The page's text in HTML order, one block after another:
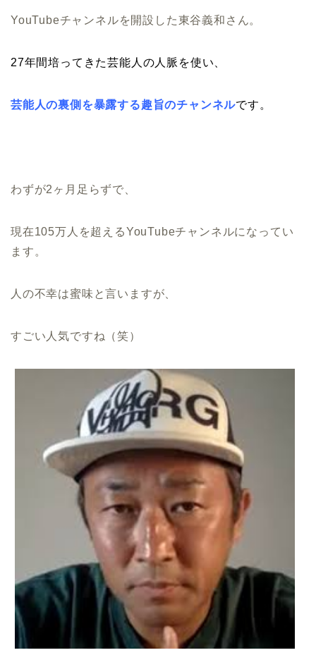
YouTubeチャンネルを開設した東谷義和さん。
27年間培ってきた芸能人の人脈を使い、
芸能人の裏側を暴露する趣旨のチャンネルです。
わずが2ヶ月足らずで、
現在105万人を超えるYouTubeチャンネルになってい
ます。
人の不幸は蜜味と言いますが、
すごい人気ですね（笑）